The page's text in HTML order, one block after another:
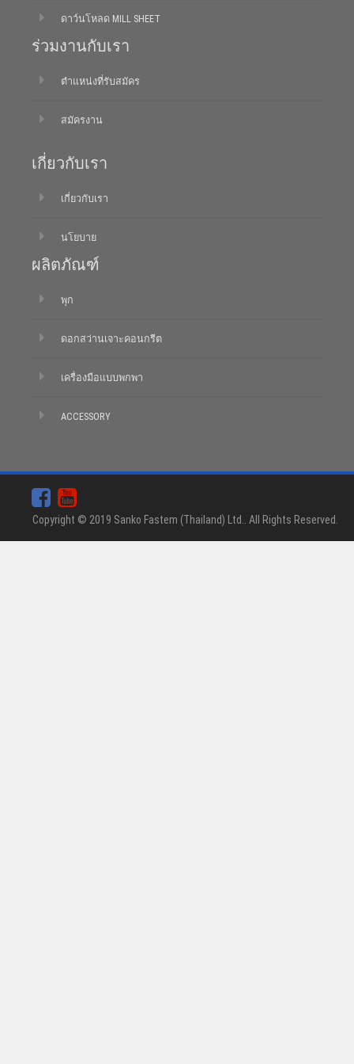
ดาว์นโหลด MILL SHEET
ร่วมงานกับเรา
ตำแหน่งที่รับสมัคร
สมัครงาน
เกี่ยวกับเรา
เกี่ยวกับเรา
นโยบาย
ผลิตภัณฑ์
พุก
ดอกสว่านเจาะคอนกรีต
เครื่องมือแบบพกพา
ACCESSORY
Copyright © 2019 Sanko Fastem (Thailand) Ltd.. All Rights Reserved.